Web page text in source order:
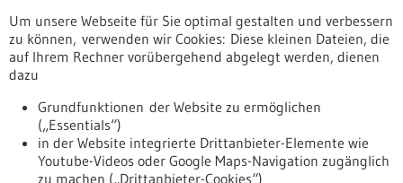
Fachbeitrag
Damit Medikamente nicht zum Risiko für die
Täglich gelangen in Deutschland pharmazeutische Wirkstoffe in
die Umwelt, mit potenziell schwerwiegenden Folgen für
Ökosysteme und die menschliche Gesundheit. Die
Umweltrisikobewertung (Environmental Risk Assessment, ERA)
ist daher ein wesentlicher Bestandteil des Zulassungsverfahrens
Um unsere Webseite für Sie optimal gestalten und verbessern
zu können, verwenden wir Cookies: Diese kleinen Dateien, die
auf Ihrem Rechner vorübergehend abgelegt werden, dienen
dazu
Grundfunktionen der Website zu ermöglichen
(„Essentials“)
in der Website integrierte Drittanbieter-Elemente wie
Youtube-Videos oder Google Maps-Navigation zugänglich
zu machen („Drittanbieter-Cookies“)